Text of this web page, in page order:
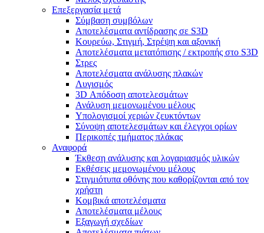
Επεξεργασία μετά
Σύμβαση συμβόλων
Αποτελέσματα αντίδρασης σε S3D
Κουρεύω, Στιγμή, Στρέψη και αξονική
Αποτελέσματα μετατόπισης / εκτροπής στο S3D
Στρες
Αποτελέσματα ανάλυσης πλακών
Λυγισμός
3D Απόδοση αποτελεσμάτων
Ανάλυση μεμονωμένου μέλους
Υπολογισμοί χεριών ζευκτόντων
Σύνοψη αποτελεσμάτων και έλεγχοι ορίων
Περικοπές τμήματος πλάκας
Αναφορά
Έκθεση ανάλυσης και λογαριασμός υλικών
Εκθέσεις μεμονωμένου μέλους
Στιγμιότυπα οθόνης που καθορίζονται από τον
χρήστη
Κομβικά αποτελέσματα
Αποτελέσματα μέλους
Εξαγωγή σχεδίων